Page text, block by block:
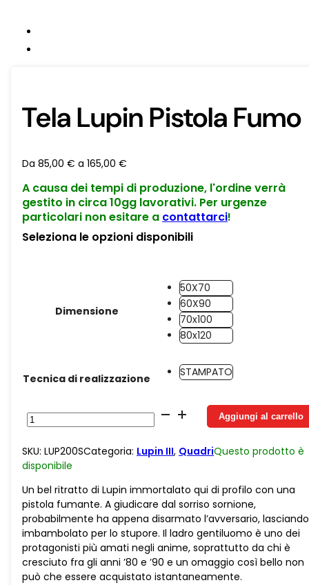
Tela Lupin Pistola Fumo
Da 85,00 € a 165,00 €
A causa dei tempi di produzione, l'ordine verrà
gestito in circa 10gg lavorativi. Per urgenze
particolari non esitare a contattarci!
Seleziona le opzioni disponibili
Dimensione
50X70
60X90
70x100
80x120
Tecnica di realizzazione STAMPATO
Tela
Lupin
Fumo
quantità
Aggiungi al carrello
SKU: LUP200SCategoria: Lupin III, QuadriQuesto prodotto è
disponibile
Un bel ritratto di Lupin immortalato qui di profilo con una
pistola fumante. A giudicare dal sorriso sornione,
probabilmente ha appena disarmato l’avversario,
imbambolato per lo stupore. Il ladro gentiluomo è uno dei
protagonisti più amati negli anime, soprattutto da chi è
cresciuto fra gli anni ’80 e ’90 e un omaggio così bello non
può che essere acquistato istantaneamente.